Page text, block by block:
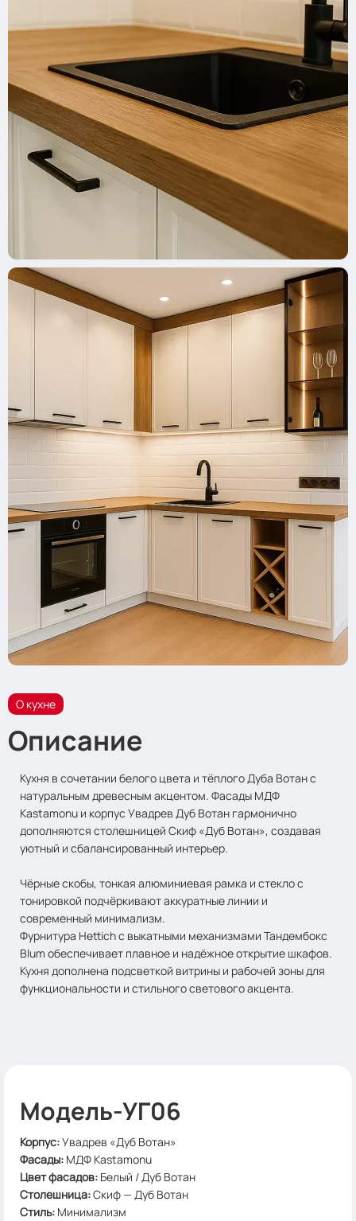
О кухне
Описание
Кухня в сочетании белого цвета и тёплого Дуба Вотан с
натуральным древесным акцентом. Фасады МДФ
Kastamonu и корпус Увадрев Дуб Вотан гармонично
дополняются столешницей Скиф «Дуб Вотан», создавая
уютный и сбалансированный интерьер.
Чёрные скобы, тонкая алюминиевая рамка и стекло с
тонировкой подчёркивают аккуратные линии и
современный минимализм.
Фурнитура Hettich с выкатными механизмами Тандембокс
Blum обеспечивает плавное и надёжное открытие шкафов.
Кухня дополнена подсветкой витрины и рабочей зоны для
функциональности и стильного светового акцента.
Модель-УГ06
Корпус:Увадрев «Дуб Вотан»
Фасады: МДФ Kastamonu
Цвет фасадов: Белый / Дуб Вотан
Столешница:Скиф — Дуб Вотан
Стиль: Минимализм